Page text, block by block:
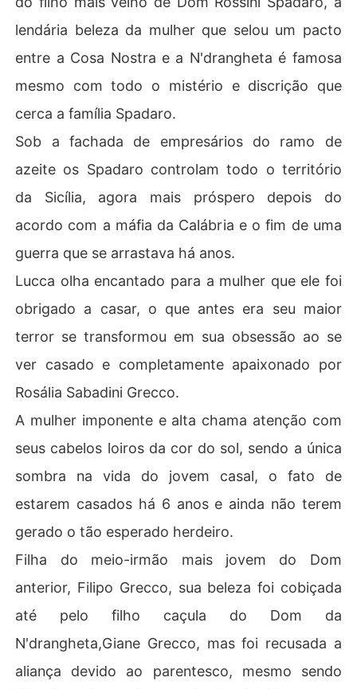
precioso, seu amor, sua dignidade e sua vontade de vi
ver!
Ele agora somente existe para vingança, muito em brev
e ele acabará com todos que ousaram arrancar a vida d
e sua doce Rosália. Ele não é mais Lucca Spadaro o por
tador da luz, ele agora é conhecido como Diavolo...
lendária beleza da mulher que selou um pacto
entre a Cosa Nostra e a N'drangheta é famosa
mesmo com todo o mistério e discrição que
cerca a família Spadaro.
Sob a fachada de empresários do ramo de
azeite os Spadaro controlam todo o território
da Sicília, agora mais próspero depois do
acordo com a máfia da Calábria e o fim de uma
guerra que se arrastava há anos.
Lucca olha encantado para a mulher que ele foi
obrigado a casar, o que antes era seu maior
terror se transformou em sua obsessão ao se
ver casado e completamente apaixonado por
Rosália Sabadini Grecco.
A mulher imponente e alta chama atenção com
seus cabelos loiros da cor do sol, sendo a única
sombra na vida do jovem casal, o fato de
estarem casados há 6 anos e ainda não terem
gerado o tão esperado herdeiro.
Filha do meio-irmão mais jovem do Dom
anterior, Filipo Grecco, sua beleza foi cobiçada
até pelo filho caçula do Dom da
N'drangheta,Giane Grecco, mas foi recusada a
aliança devido ao parentesco, mesmo sendo